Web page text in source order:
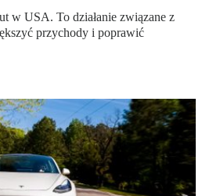
w USA. To działanie związane z
przychody i poprawić